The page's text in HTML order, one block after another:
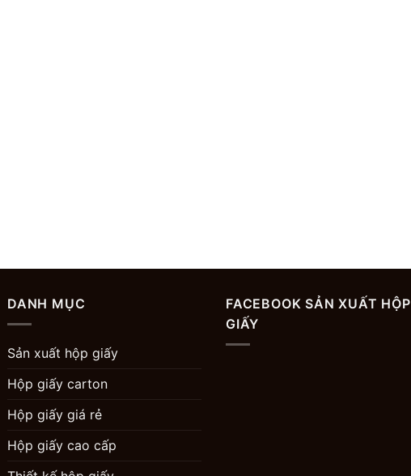
DANH MỤC
Sản xuất hộp giấy
Hộp giấy carton
Hộp giấy giá rẻ
Hộp giấy cao cấp
FACEBOOK SẢN XUẤT HỘP
GIẤY